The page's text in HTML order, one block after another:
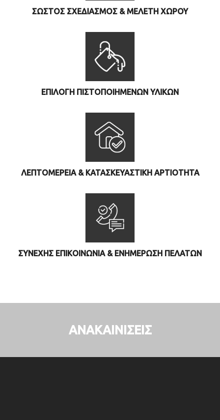
ΣΩΣΤΟΣ ΣΧΕΔΙΑΣΜΟΣ & ΜΕΛΕΤΗ ΧΩΡΟΥ
ΕΠΙΛΟΓΗ ΠΙΣΤΟΠΟΙΗΜΕΝΩΝ ΥΛΙΚΩΝ
ΛΕΠΤΟΜΕΡΕΙΑ & ΚΑΤΑΣΚΕΥΑΣΤΙΚΗ ΑΡΤΙΟΤΗΤΑ
ΣΥΝΕΧΗΣ ΕΠΙΚΟΙΝΩΝΙΑ & ΕΝΗΜΕΡΩΣΗ ΠΕΛΑΤΩΝ
ΑΝΑΚΑΙΝΙΣΕΙΣ